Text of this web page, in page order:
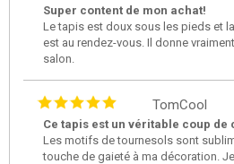
Super content de mon achat!
Le tapis est doux sous les pieds et
est au rendez-vous. Il donne
salon.
TomCool
Ce tapis est un véritable coup de
Les motifs de tournesols sont
touche de gaieté à ma décoration.